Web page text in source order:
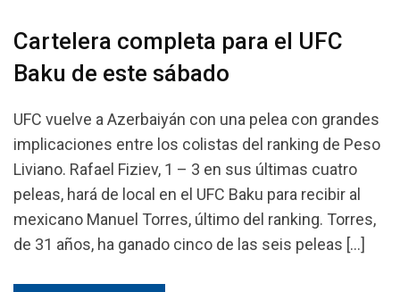
Cartelera completa para el UFC
Baku de este sábado
UFC vuelve a Azerbaiyán con una pelea con grandes
implicaciones entre los colistas del ranking de Peso
Liviano. Rafael Fiziev, 1 – 3 en sus últimas cuatro
peleas, hará de local en el UFC Baku para recibir al
mexicano Manuel Torres, último del ranking. Torres,
de 31 años, ha ganado cinco de las seis peleas […]